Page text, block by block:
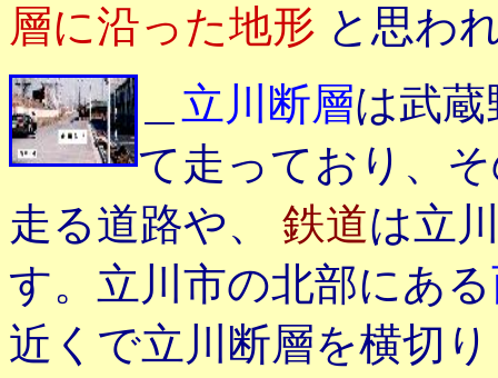
層に沿った地形 と思わ
立川断層は武
て走っており、
走る道路や、 鉄道は立
す。立川市の北部にある
近くで立川断層を横切